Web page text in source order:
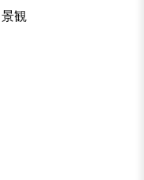
観